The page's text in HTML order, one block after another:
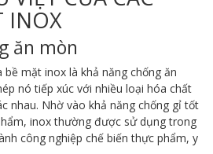
INOX
ăn mòn
mặt inox là khả năng chống ăn
nó tiếp xúc với nhiều loại hóa chất
nhau. Nhờ vào khả năng chống gỉ tốt
inox thường được sử dụng trong
công nghiệp chế biến thực phẩm, y